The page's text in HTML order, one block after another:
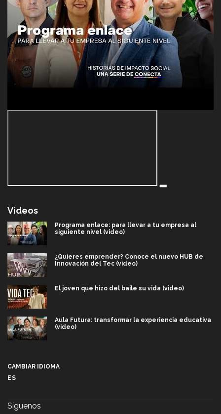
Videos
Programa enlace: para llevar a tu empresa al
siguiente nivel (video)
¿Quieres emprender? Conoce el nuevo HUB de
Innovación del Tec (video)
El joven que hizo del baile su vida (video)
Aula Futura: transformar la experiencia educativa
(video)
CAMBIAR IDIOMA
ES
Síguenos